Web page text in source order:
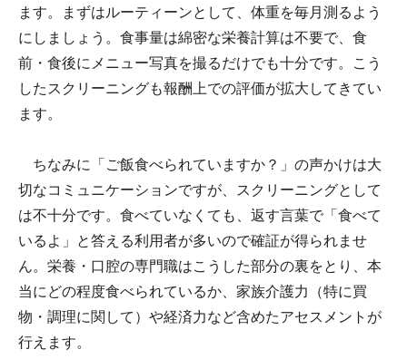
ます。まずはルーティーンとして、体重を毎月測るよう
にしましょう。食事量は綿密な栄養計算は不要で、食
前・食後にメニュー写真を撮るだけでも十分です。こう
したスクリーニングも報酬上での評価が拡大してきてい
ます。
ちなみに「ご飯食べられていますか？」の声かけは大
切なコミュニケーションですが、スクリーニングとして
は不十分です。食べていなくても、返す言葉で「食べて
いるよ」と答える利用者が多いので確証が得られませ
ん。栄養・口腔の専門職はこうした部分の裏をとり、本
当にどの程度食べられているか、家族介護力（特に買
物・調理に関して）や経済力など含めたアセスメントが
行えます。